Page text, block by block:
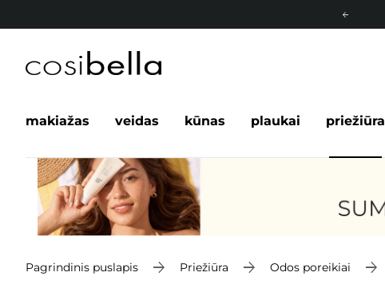
makiažas veidas kūnas plaukai priežiūra
Pagrindinis puslapis Priežiūra Odos poreikiai